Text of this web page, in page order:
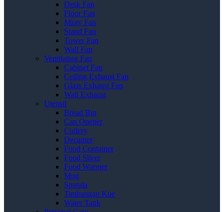
Desk Fan
Floor Fan
Misty Fan
Stand Fan
Tower Fan
Wall Fan
Ventilating Fan
Cabinet Fan
Ceiling Exhaust Fan
Glass Exhaust Fan
Wall Exhaust
Utensil
Bread Bin
Can Opener
Cutlery
Decanter
Food Container
Food Slicer
Food Warmer
Mug
Spatula
Timbangan Kue
Water Tank